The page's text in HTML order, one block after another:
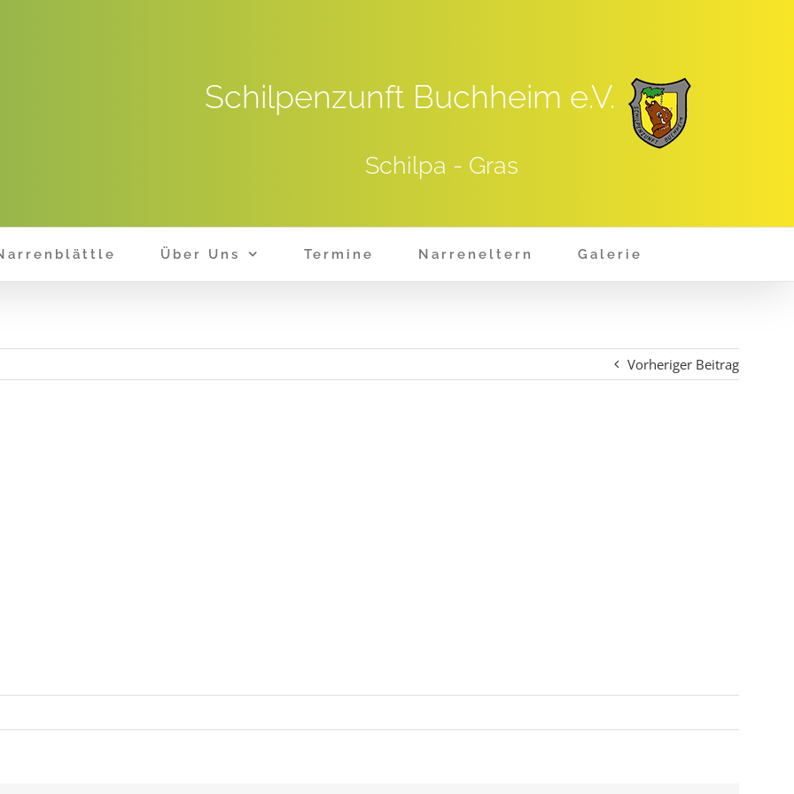
Schilpenzunft Buchheim e.V.
Schilpa - Gras
Über Uns Termine Narreneltern Galerie
Vorheriger Beitrag